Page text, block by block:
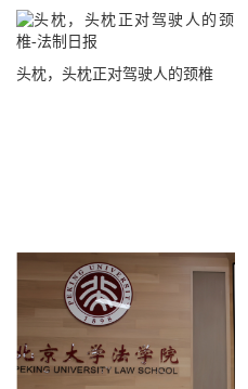
头枕，头枕正对驾驶人的颈椎